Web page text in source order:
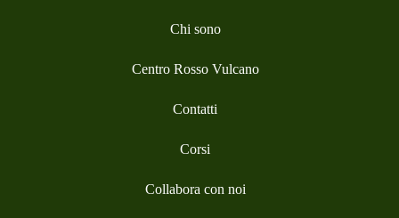
Chi sono
Centro Rosso Vulcano
Contatti
Corsi
Collabora con noi